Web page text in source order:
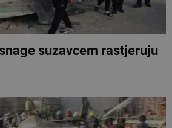
suzavcem rastjeruju